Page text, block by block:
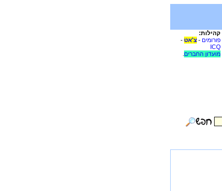
קהילות:
פורומים -צ'אט -
ICQ
מועדון החברים.